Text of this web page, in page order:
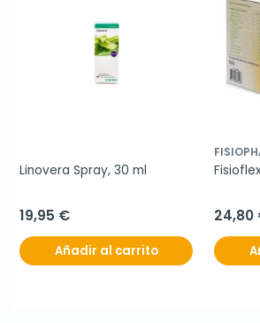
Linovera Spray, 30 ml
19,95 €
Añadir al carrito
24,80